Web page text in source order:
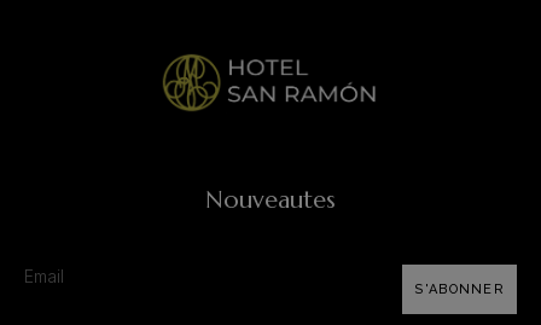
Nouveautes
S'ABONNER